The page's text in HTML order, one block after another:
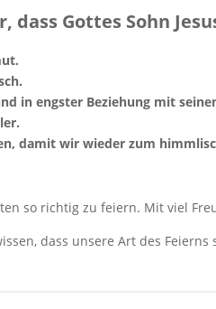
dass Gottes Sohn
in engster Beziehung mit
damit wir wieder zum
so richtig zu feiern. Mit viel
dass unsere Art des